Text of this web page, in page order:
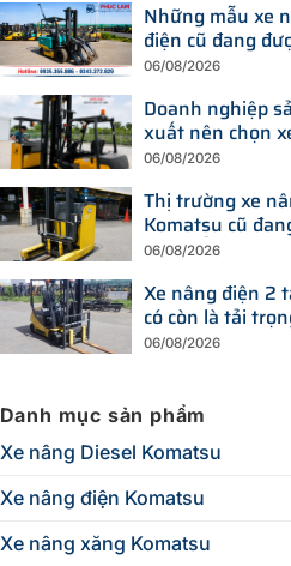
Những mẫu xe
điện cũ đang
tìm kiếm nhiều
nay
06/08/2026
Doanh nghiệp
xuất nên chọn
nâng điện hay xe
chi phí?
06/08/2026
Thị trường xe
Komatsu cũ
thay đổi ra sao
thiết bị mới?
06/08/2026
Xe nâng điện 2
có còn là tải
được doanh
06/08/2026
Danh mục sản phẩm
Xe nâng Diesel Komatsu
Xe nâng điện Komatsu
Xe nâng xăng Komatsu